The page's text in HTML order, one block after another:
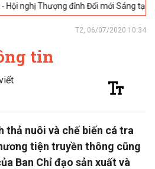
Thượng đỉnh Đổi mới Sáng tạo trong
T2, 06/07/2020 10:34
tin
thả nuôi và chế biến cá tra
tiện truyền thông cũng
Ban Chỉ đạo sản xuất và